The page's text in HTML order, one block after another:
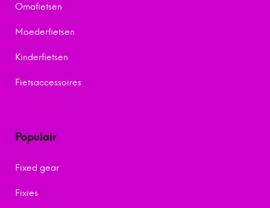
Omafietsen
Moederfietsen
Kinderfietsen
Fietsaccessoires
Populair
Fixed gear
Fixies